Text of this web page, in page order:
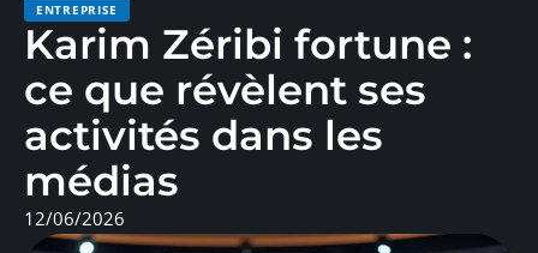
ENTREPRISE
Karim Zéribi fortune :
ce que révèlent ses
activités dans les
médias
12/06/2026